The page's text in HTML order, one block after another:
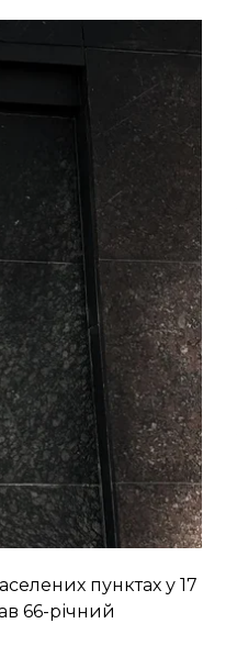
обласної
адміністрації
пунктах у 17
66-річний